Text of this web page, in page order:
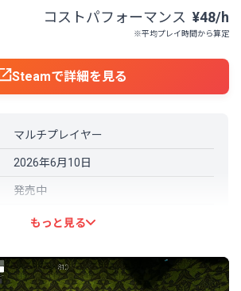
コストパフォーマンス ¥48/h
※平均プレイ時間から算定
Steamで詳細を見る
マルチプレイヤー
2026年6月10日
発売中
lemorion_1224
日本語: 対応
もっと見る